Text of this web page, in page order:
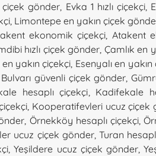
çiçek gönder, Evka 1 hızlı çiçekçi,
, Limontepe en yakın çiçek
ekonomik çiçekçi, Atakent
hızlı çiçek gönder, Çamlık en
en yakın çiçekçi, Esenyalı en
güvenli çiçek gönder,
hesaplı çiçekçi, Kadifekale
, Kooperatifevleri ucuz çiçek
, Örnekköy hesaplı çiçekçi,
ucuz çiçek gönder, Turan
,Yeşildere ucuz çiçek gönder,